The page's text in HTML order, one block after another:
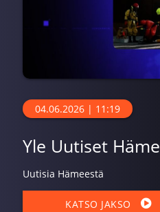
04.06.2026 | 11:19
Yle Uutiset Häme
Uutisia Hämeestä
KATSO JAKSO